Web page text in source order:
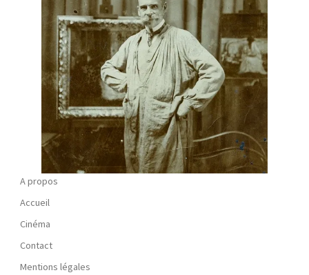
A propos
Accueil
Cinéma
Contact
Mentions légales